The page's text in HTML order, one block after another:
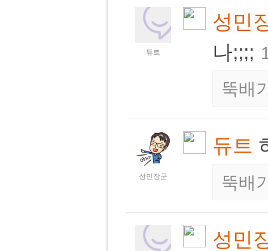
듀트
성민
나;;;;
뚝배
성민장군
듀트
뚝배
성민